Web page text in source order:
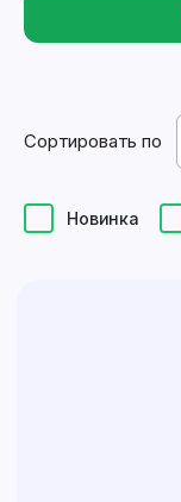
Новинка
Сортировать по